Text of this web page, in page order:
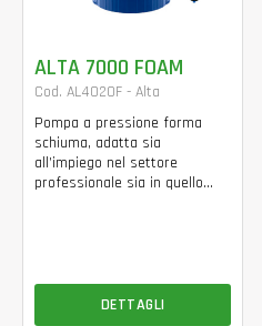
ALTA 7000 FOAM
Cod. AL4020F - Alta
Pompa a pressione forma
schiuma, adatta sia
all’impiego nel settore
professionale sia in quello...
DETTAGLI